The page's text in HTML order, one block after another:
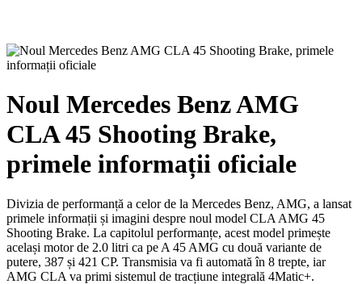
Noul Mercedes Benz AMG
CLA 45 Shooting Brake,
primele informații oficiale
Divizia de performanță a celor de la Mercedes Benz, AMG, a lansat
primele informații și imagini despre noul model CLA AMG 45
Shooting Brake. La capitolul performanțe, acest model primește
același motor de 2.0 litri ca pe A 45 AMG cu două variante de
putere, 387 și 421 CP. Transmisia va fi automată în 8 trepte, iar
AMG CLA va primi sistemul de tracțiune integrală 4Matic+.